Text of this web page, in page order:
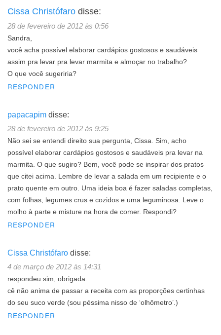
Cissa Christófaro disse:
28 de fevereiro de 2012 às 0:56
Sandra,
você acha possível elaborar cardápios gostosos e saudáveis
assim pra levar pra levar marmita e almoçar no trabalho?
O que você sugeriria?
RESPONDER
papacapim disse:
28 de fevereiro de 2012 às 9:25
Não sei se entendi direito sua pergunta, Cissa. Sim, acho
possível elaborar cardápios gostosos e saudáveis pra levar na
marmita. O que sugiro? Bem, você pode se inspirar dos pratos
que citei acima. Lembre de levar a salada em um recipiente e o
prato quente em outro. Uma ideia boa é fazer saladas completas,
com folhas, legumes crus e cozidos e uma leguminosa. Leve o
molho à parte e misture na hora de comer. Respondi?
RESPONDER
Cissa Christófaro disse:
4 de março de 2012 às 14:31
respondeu sim, obrigada.
cê não anima de passar a receita com as proporções certinhas
do seu suco verde (sou péssima nisso de ‘olhômetro’.)
RESPONDER